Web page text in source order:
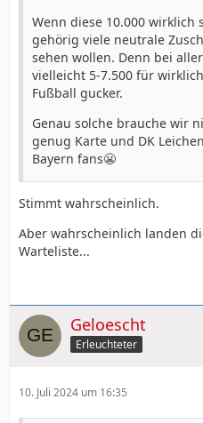
Wenn diese 10.000 wirklich
gehörig viele neutrale
sehen wollen. Denn bei
vielleicht 5-7.500 für
Fußball gucker.
Genau solche brauche wir
genug Karte und DK
Bayern fans😬
Stimmt wahrscheinlich.
Aber wahrscheinlich landen
Warteliste...
Geloescht
Erleuchteter
10. Juli 2024 um 16:35